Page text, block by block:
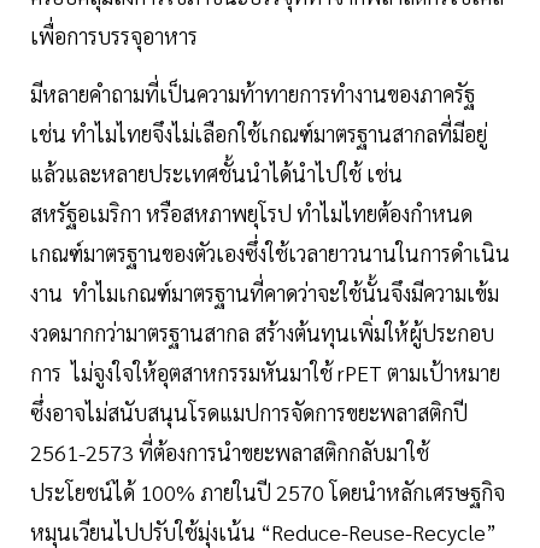
เพื่อการบรรจุอาหาร
มีหลายคำถามที่เป็นความท้าทายการทำงานของภาครัฐ
เช่น ทำไมไทยจึงไม่เลือกใช้เกณฑ์มาตรฐานสากลที่มีอยู่
แล้วและหลายประเทศชั้นนำได้นำไปใช้ เช่น
สหรัฐอเมริกา หรือสหภาพยุโรป ทำไมไทยต้องกำหนด
เกณฑ์มาตรฐานของตัวเองซึ่งใช้เวลายาวนานในการดำเนิน
งาน ทำไมเกณฑ์มาตรฐานที่คาดว่าจะใช้นั้นจึงมีความเข้ม
งวดมากกว่ามาตรฐานสากล สร้างต้นทุนเพิ่มให้ผู้ประกอบ
การ ไม่จูงใจให้อุตสาหกรรมหันมาใช้ rPET ตามเป้าหมาย
ซึ่งอาจไม่สนับสนุนโรดแมปการจัดการขยะพลาสติกปี
2561-2573 ที่ต้องการนำขยะพลาสติกกลับมาใช้
ประโยชน์ได้ 100% ภายในปี 2570 โดยนำหลักเศรษฐกิจ
หมุนเวียนไปปรับใช้มุ่งเน้น “Reduce-Reuse-Recycle”